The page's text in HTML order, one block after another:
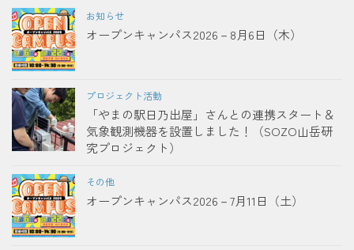
お知らせ
オープンキャンパス2026－8月6日（木）
プロジェクト活動
「やまの駅日乃出屋」さんとの連携スタート＆
気象観測機器を設置しました！（SOZO山岳研
究プロジェクト）
その他
オープンキャンパス2026－7月11日（土）